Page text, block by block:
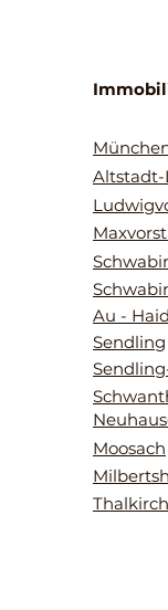
Altstadt-
Au -
Sendling
Moosach